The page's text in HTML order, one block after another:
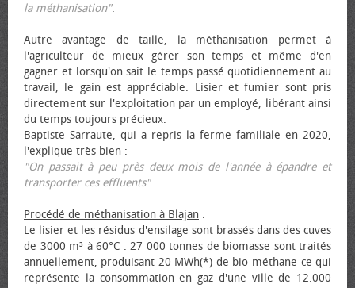
la méthanisation".
Autre avantage de taille, la méthanisation permet à
l'agriculteur de mieux gérer son temps et même d'en
gagner et lorsqu'on sait le temps passé quotidiennement au
travail, le gain est appréciable. Lisier et fumier sont pris
directement sur l'exploitation par un employé, libérant ainsi
du temps toujours précieux.
Baptiste Sarraute, qui a repris la ferme familiale en 2020,
l'explique très bien :
"On passait à peu près deux mois de l'année à épandre et
transporter ces effluents".
Procédé de méthanisation à Blajan :
Le lisier et les résidus d'ensilage sont brassés dans des cuves
de 3000 m³ à 60°C . 27 000 tonnes de biomasse sont traités
annuellement, produisant 20 MWh(*) de bio-méthane ce qui
représente la consommation en gaz d'une ville de 12.000